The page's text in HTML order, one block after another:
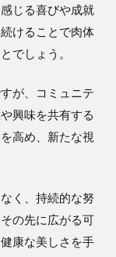
じる喜びや成就
けることで肉体
でしょう。
が、コミュニテ
興味を共有する
高め、新たな視
く、持続的な努
の先に広がる可
康な美しさを手